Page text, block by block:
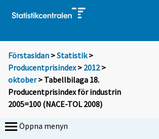
Förstasidan >Statistik >
Producentprisindex> 2012>
oktober> Tabellbilaga 18.
Producentprisindex för industrin
2005=100 (NACE-TOL 2008)
Öppna menyn